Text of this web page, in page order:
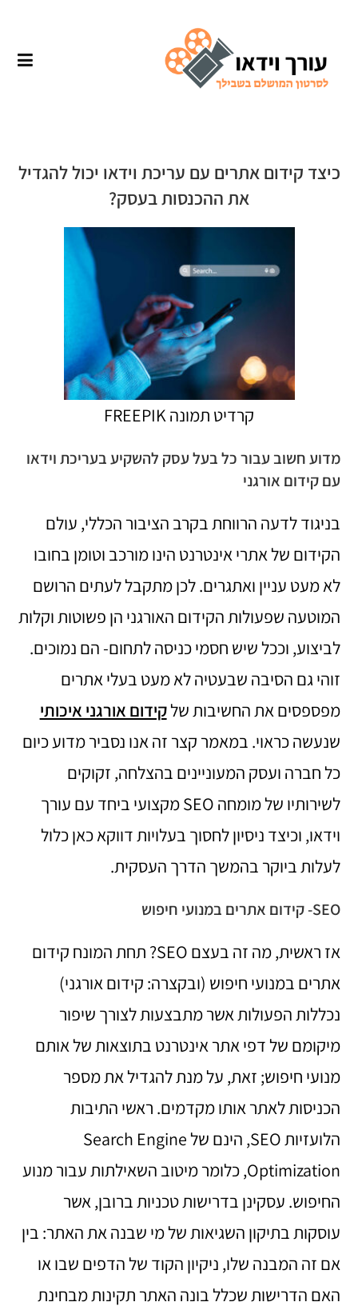
כיצד קידום אתרים עם עריכת וידאו יכול להגדיל
את ההכנסות בעסק?
קרדיט תמונה FREEPIK
מדוע חשוב עבור כל בעל עסק להשקיע בעריכת וידאו
עם קידום אורגני
בניגוד לדעה הרווחת בקרב הציבור הכללי, עולם
הקידום של אתרי אינטרנט הינו מורכב וטומן בחובו
לא מעט עניין ואתגרים. לכן מתקבל לעתים הרושם
המוטעה שפעולות הקידום האורגני הן פשוטות וקלות
לביצוע, וככל שיש חסמי כניסה לתחום- הם נמוכים.
זוהי גם הסיבה שבעטיה לא מעט בעלי אתרים
מפספסים את החשיבות שלקידום אורגני איכותי
שנעשה כראוי. במאמר קצר זה אנו נסביר מדוע כיום
כל חברה ועסק המעוניינים בהצלחה, זקוקים
לשירותיו של מומחה SEO מקצועי ביחד עם עורך
וידאו, וכיצד ניסיון לחסוך בעלויות דווקא כאן כלול
לעלות ביוקר בהמשך הדרך העסקית.
SEO- קידום אתרים במנועי חיפוש
אז ראשית, מה זה בעצם SEO? תחת המונח קידום
אתרים במנועי חיפוש (ובקצרה: קידום אורגני)
נכללות הפעולות אשר מתבצעות לצורך שיפור
מיקומם של דפי אתר אינטרנט בתוצאות של אותם
מנועי חיפוש; זאת, על מנת להגדיל את מספר
הכניסות לאתר אותו מקדמים. ראשי התיבות
הלועזיות SEO, הינם של Search Engine
Optimization, כלומר מיטוב השאילתות עבור מנוע
החיפוש. עסקינן בדרישות טכניות ברובן, אשר
עוסקות בתיקון השגיאות של מי שבנה את האתר: בין
אם זה המבנה שלו, ניקיון הקוד של הדפים שבו או
האם הדרישות שכלל בונה האתר תקינות מבחינת